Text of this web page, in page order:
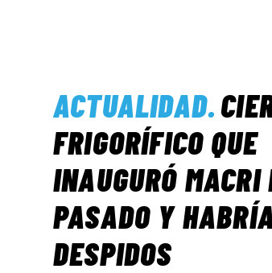
ACTUALIDAD.
FRIGORÍFICO QUE
INAUGURÓ MACRI
PASADO Y
DESPIDOS